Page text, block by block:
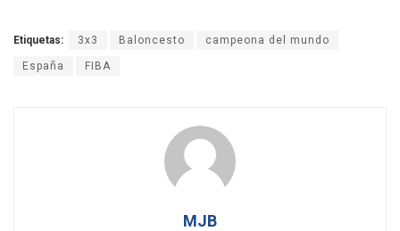
Etiquetas: 3x3 Baloncesto campeona del mundo
España FIBA
MJB